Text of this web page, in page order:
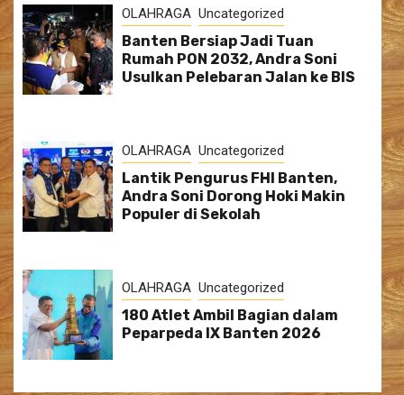
OLAHRAGA Uncategorized
Banten Bersiap Jadi Tuan
Rumah PON 2032, Andra Soni
Usulkan Pelebaran Jalan ke BIS
OLAHRAGA Uncategorized
Lantik Pengurus FHI Banten,
Andra Soni Dorong Hoki Makin
Populer di Sekolah
OLAHRAGA Uncategorized
180 Atlet Ambil Bagian dalam
Peparpeda IX Banten 2026